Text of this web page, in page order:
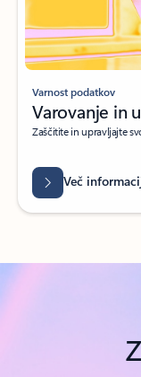
Varnost podatkov
Varovanje in
Zaščitite in upravljajte
Več